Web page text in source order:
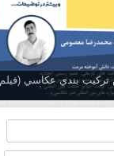
تركيب بندي عكاسي (فیلم